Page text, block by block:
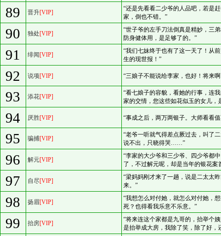
89 晋升[VIP]
“还是先看看二少爷的人品吧，若是
家，倒也不错。”
90 独处[VIP]
“世子爷的左手刀法倒真是精妙，三
防身健体用，是足够了的。”
91 绯闻 [VIP]
“我们七妹终于也有了这一天了！从
生的现世报！”
92 说项[VIP] “三娘子不能说给李家，也好！将来
93 添花[VIP]
“看七娘子的容貌，看她的行事，连
家的交情，您这些如花似玉的女儿
94 厌胜[VIP] “事成之后，两万两银子。大师看看
95 骗捕[VIP]
“老爷一听就气得差点厥过去，叫了
说不出，只晓得哭……”
96 解元[VIP]
“李家的大少爷和三少爷、四少爷都
了，不过解元呢，却是当年的银花
97 自尽[VIP]
“梁妈妈刚才来了一趟，说是二太太
来。”
98 扬眉[VIP]
“我想怎么对付她，就怎么对付她，
死？也得看我乐意不乐意。”
99 抬房[VIP]
“将来连这个家都是九哥的，抬举个
是抬举成大房，我除了笑，除了好，